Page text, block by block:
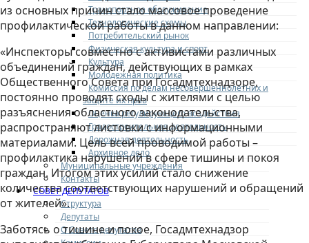
Транспортное обслуживание
Технологические схемы
Потребительский рынок
Физическая культура и спорт
Культура
Молодежная политика
Комиссия по делам несовершеннолетних и
защите их прав
Оценка регулирующего воздействия
Градостроительная деятельность
Дорожная деятельность
Архивное дело
Муниципальные учреждения
Контакты
СОВЕТ ДЕПУТАТОВ
Структура
Депутаты
О Совете депутатов
из основных причин стало массовое проведение
профилактической работы в данном направлении:
«Инспекторы совместно с активистами различных
объединений граждан, действующих в рамках
Общественного Совета при Госадмтехнадзоре,
постоянно проводят сходы с жителями с целью
разъяснения областного законодательства,
распространяют листовки с информационными
материалами. Цель всей проводимой работы –
профилактика нарушений в сфере тишины и покоя
граждан. Итогом этих усилий стало снижение
количества соответствующих нарушений и обращений
от жителей».
Заботясь о тишине и покое, Госадмтехнадзор